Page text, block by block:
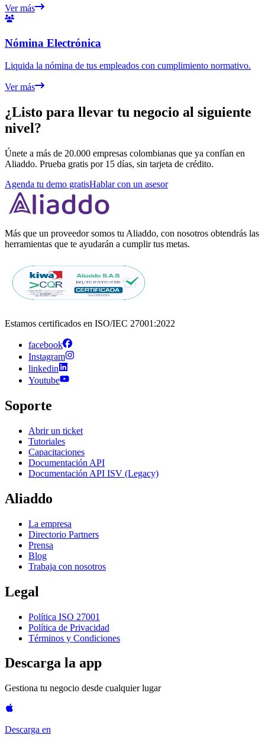
Ver más
Nómina Electrónica
Liquida la nómina de tus empleados con cumplimiento normativo.
Ver más
¿Listo para llevar tu negocio al siguiente
nivel?
Únete a más de 20.000 empresas colombianas que ya confían en
Aliaddo. Prueba gratis por 15 días, sin tarjeta de crédito.
Agenda tu demo gratisHablar con un asesor
Más que un proveedor somos tu Aliaddo, con nosotros obtendrás las
herramientas que te ayudarán a cumplir tus metas.
Estamos certificados en ISO/IEC 27001:2022
facebook
Instagram
linkedin
Youtube
Soporte
Abrir un ticket
Tutoriales
Capacitaciones
Documentación API
Documentación API ISV (Legacy)
Aliaddo
La empresa
Directorio Partners
Prensa
Blog
Trabaja con nosotros
Legal
Política ISO 27001
Política de Privacidad
Términos y Condiciones
Descarga la app
Gestiona tu negocio desde cualquier lugar
Descarga en